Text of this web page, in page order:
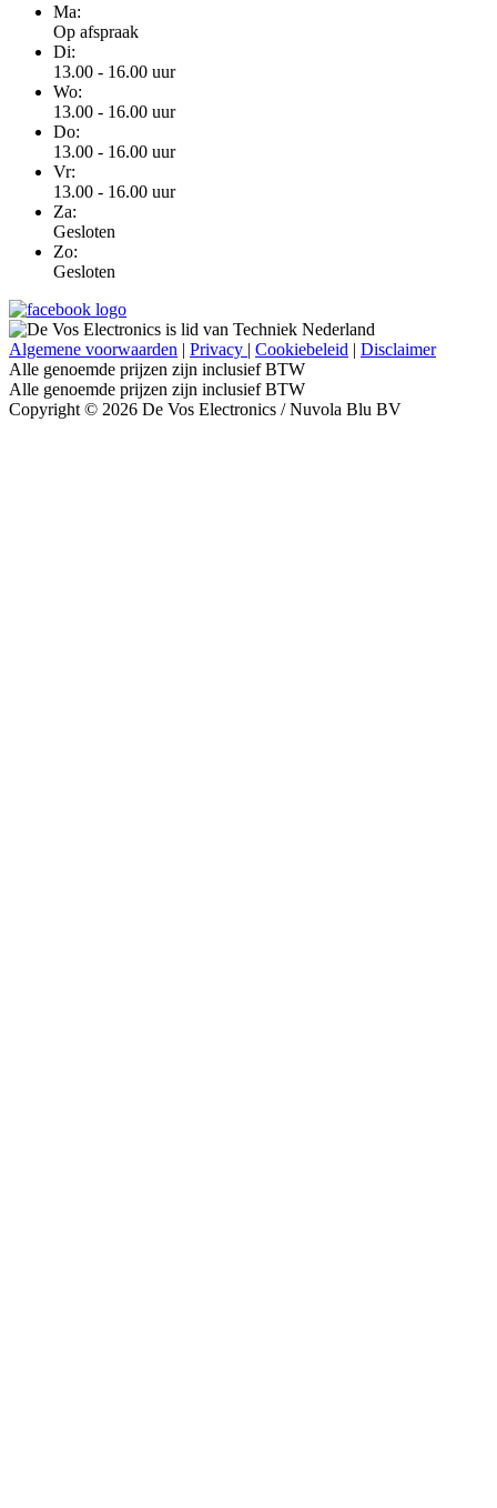
Ma:
Op afspraak
Di:
13.00 - 16.00 uur
Wo:
13.00 - 16.00 uur
Do:
13.00 - 16.00 uur
Vr:
13.00 - 16.00 uur
Za:
Gesloten
Zo:
Gesloten
Algemene voorwaarden | Privacy | Cookiebeleid | Disclaimer
Alle genoemde prijzen zijn inclusief BTW
Alle genoemde prijzen zijn inclusief BTW
Copyright © 2026 De Vos Electronics / Nuvola Blu BV